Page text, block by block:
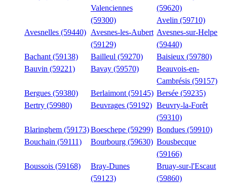
Valenciennes
(59300)
(59620)
Avelin (59710)
Avesnelles (59440) Avesnes-les-Aubert
(59129)
Avesnes-sur-Helpe
(59440)
Bachant (59138)
Bailleul (59270)
Baisieux (59780)
Bauvin (59221)
Bavay (59570)
Beauvois-en-
Cambrésis (59157)
Bergues (59380)
Berlaimont (59145) Bersée (59235)
Bertry (59980)
Beuvrages (59192) Beuvry-la-Forêt
(59310)
Blaringhem (59173)Boeschepe (59299) Bondues (59910)
Bouchain (59111)
Bourbourg (59630) Bousbecque
(59166)
Boussois (59168)
Bray-Dunes
(59123)
Bruay-sur-l'Escaut
(59860)